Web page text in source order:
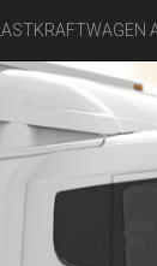
LASTKRAFTWAGEN